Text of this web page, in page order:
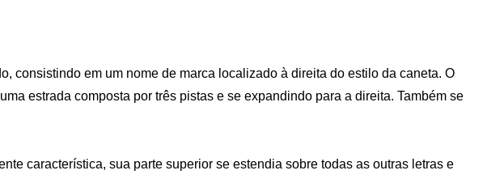
consistindo em um nome de marca localizado à direita do estilo da caneta. O
estrada composta por três pistas e se expandindo para a direita. Também se
característica, sua parte superior se estendia sobre todas as outras letras e